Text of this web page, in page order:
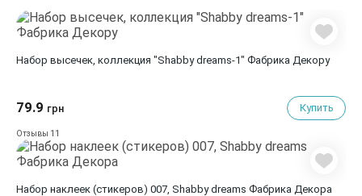
Набор высечек, коллекция "Shabby dreams-1" Фабрика Декору
79.9 грн Купить
Отзывы 11
Набор наклеек (стикеров) 007, Shabby dreams Фабрика Декора